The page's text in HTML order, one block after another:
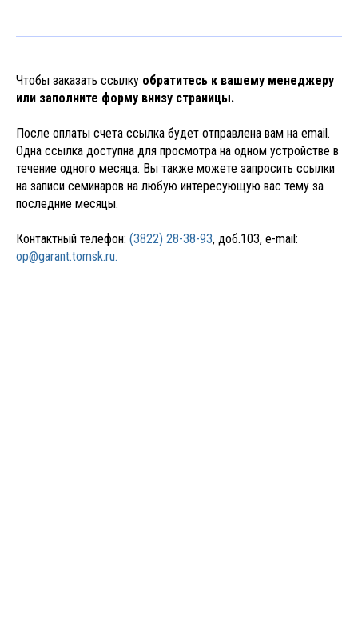
Чтобы заказать ссылку обратитесь к вашему менеджеру
или заполните форму внизу страницы.
После оплаты счета ссылка будет отправлена вам на email.
Одна ссылка доступна для просмотра на одном устройстве в
течение одного месяца. Вы также можете запросить ссылки
на записи семинаров на любую интересующую вас тему за
последние месяцы.
Контактный телефон: (3822) 28-38-93, доб.103, e-mail:
op@garant.tomsk.ru.